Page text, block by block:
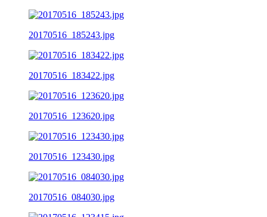
20170516_185243.jpg
20170516_183422.jpg
20170516_123620.jpg
20170516_123430.jpg
20170516_084030.jpg